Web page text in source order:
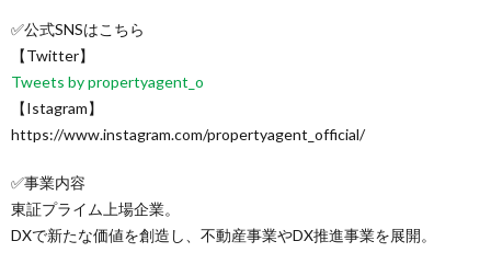
✅公式SNSはこちら
【Twitter】
Tweets by propertyagent_o
【Istagram】
https://www.instagram.com/propertyagent_official/
✅事業内容
東証プライム上場企業。
DXで新たな価値を創造し、不動産事業やDX推進事業を展開。